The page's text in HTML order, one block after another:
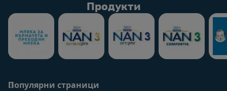
Продукти
Популярни страници